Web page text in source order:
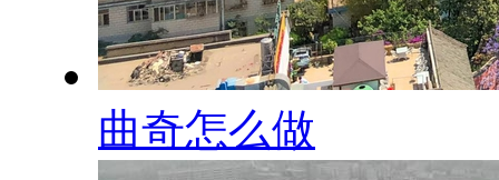
曲奇怎么做